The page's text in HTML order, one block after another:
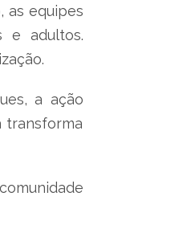
as equipes
e adultos.
a ação
transforma